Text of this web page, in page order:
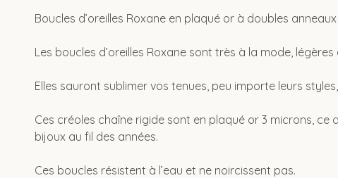
Boucles d’oreilles Roxane en plaqué or à doubles
Les boucles d’oreilles Roxane sont très à la mode,
Elles sauront sublimer vos tenues, peu importe leurs
Ces créoles chaîne rigide sont en plaqué or 3 microns,
bijoux au fil des années.
Ces boucles résistent à l’eau et ne noircissent pas.